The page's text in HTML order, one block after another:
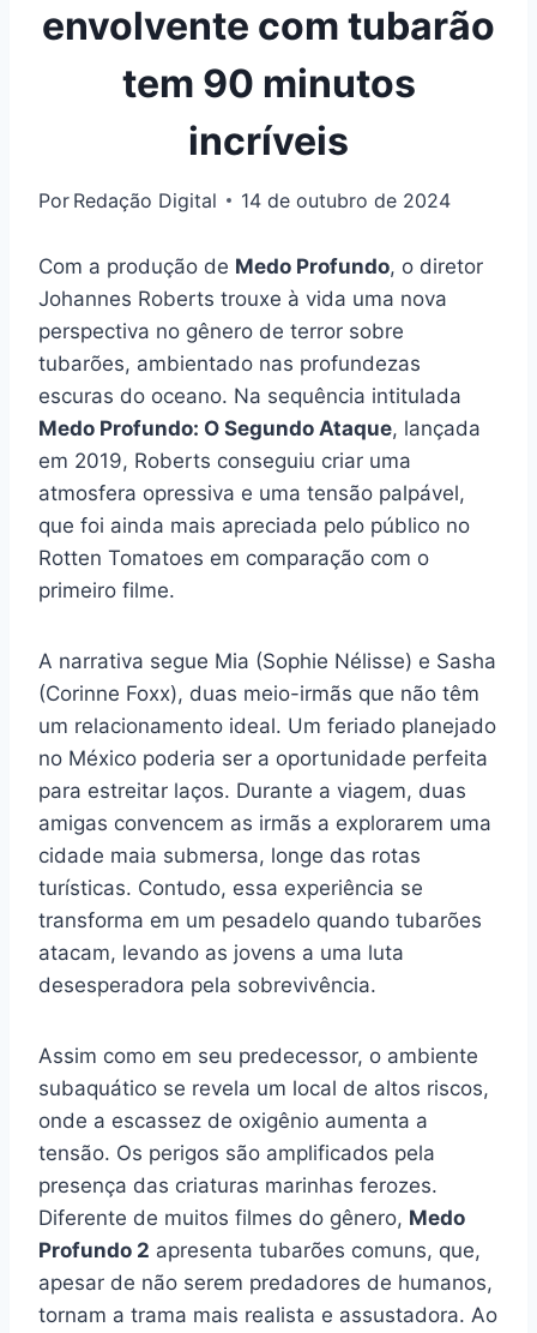
envolvente com tubarão
tem 90 minutos
incríveis
Por Redação Digital 14 de outubro de 2024
Com a produção de Medo Profundo, o diretor
Johannes Roberts trouxe à vida uma nova
perspectiva no gênero de terror sobre
tubarões, ambientado nas profundezas
escuras do oceano. Na sequência intitulada
Medo Profundo: O Segundo Ataque, lançada
em 2019, Roberts conseguiu criar uma
atmosfera opressiva e uma tensão palpável,
que foi ainda mais apreciada pelo público no
Rotten Tomatoes em comparação com o
primeiro filme.
A narrativa segue Mia (Sophie Nélisse) e Sasha
(Corinne Foxx), duas meio-irmãs que não têm
um relacionamento ideal. Um feriado planejado
no México poderia ser a oportunidade perfeita
para estreitar laços. Durante a viagem, duas
amigas convencem as irmãs a explorarem uma
cidade maia submersa, longe das rotas
turísticas. Contudo, essa experiência se
transforma em um pesadelo quando tubarões
atacam, levando as jovens a uma luta
desesperadora pela sobrevivência.
Assim como em seu predecessor, o ambiente
subaquático se revela um local de altos riscos,
onde a escassez de oxigênio aumenta a
tensão. Os perigos são amplificados pela
presença das criaturas marinhas ferozes.
Diferente de muitos filmes do gênero, Medo
Profundo 2 apresenta tubarões comuns, que,
apesar de não serem predadores de humanos,
tornam a trama mais realista e assustadora. Ao